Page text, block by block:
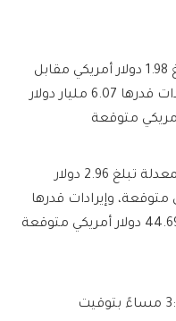
ربحية السهم المعدلة تبلغ 1.98 دولار أمريكي مقابل
1.91 دولار أمريكي متوقعة، وإيرادات قدرها 6.07 مليار دولار
ربحية السهم المعدلة تبلغ 2.96 دولار
أمريكي متوقعة، وإيرادات قدرها
الثلاثاء 22 أكتوبر 2024 الساعة 3:06 مساءً بتوقيت